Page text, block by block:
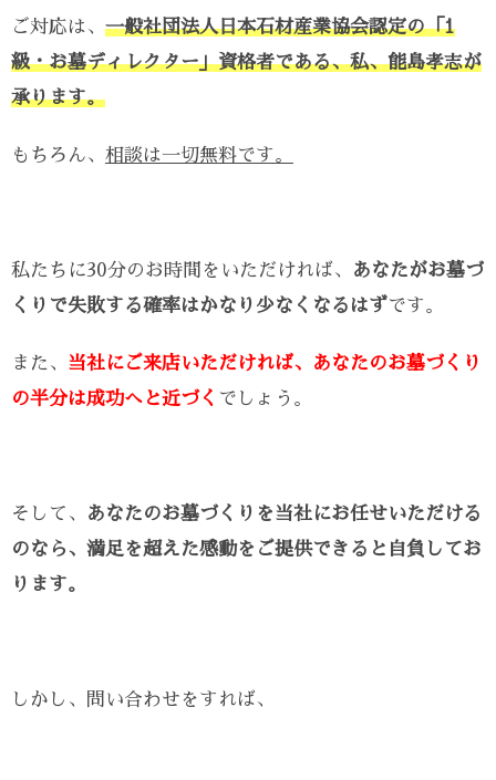
ご対応は、 一般社団法人日本石材産業協会認定の「1
級・お墓ディレクター」資格者である、私、能島孝志が
承ります。
もちろん、 相談は一切無料です。
私たちに30分のお時間をいただければ、
あなたがお墓づ
くりで失敗する確率はかなり少なくなるはずです。
また、 当社にご来店いただければ、あなたのお墓づくり
の半分は成功へと近づく でしょう。
そして、
あなたのお墓づくりを当社にお任せいただける
のなら、満足を超えた感動をご提供できると自負してお
ります。
しかし、問い合わせをすれば、